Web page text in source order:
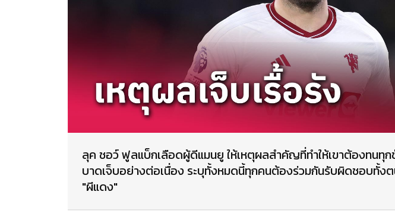
ลุค ชอว์ ฟูลแบ็กเลือดผู้ดีแมนยู ให้เหตุผลสำคัญที่ทำให้เขาต้องทนทุก
บาดเจ็บอย่างต่อเนื่อง ระบุทั้งหมดนี้ทุกคนต้องร่วมกันรับผิดชอบทั้ง
"ผีแดง"